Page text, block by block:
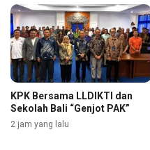
KPK Bersama LLDIKTI dan
Sekolah Bali “Genjot PAK”
2 jam yang lalu